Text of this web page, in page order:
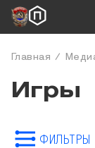
Главная
Игры
ФИЛЬТРЫ